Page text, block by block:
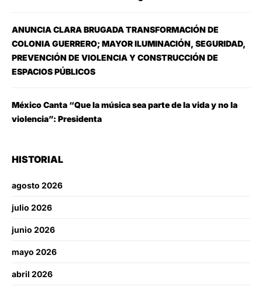
ANUNCIA CLARA BRUGADA TRANSFORMACIÓN DE
COLONIA GUERRERO; MAYOR ILUMINACIÓN, SEGURIDAD,
PREVENCIÓN DE VIOLENCIA Y CONSTRUCCIÓN DE
ESPACIOS PÚBLICOS
México Canta “Que la música sea parte de la vida y no la
violencia”: Presidenta
HISTORIAL
agosto 2026
julio 2026
junio 2026
mayo 2026
abril 2026